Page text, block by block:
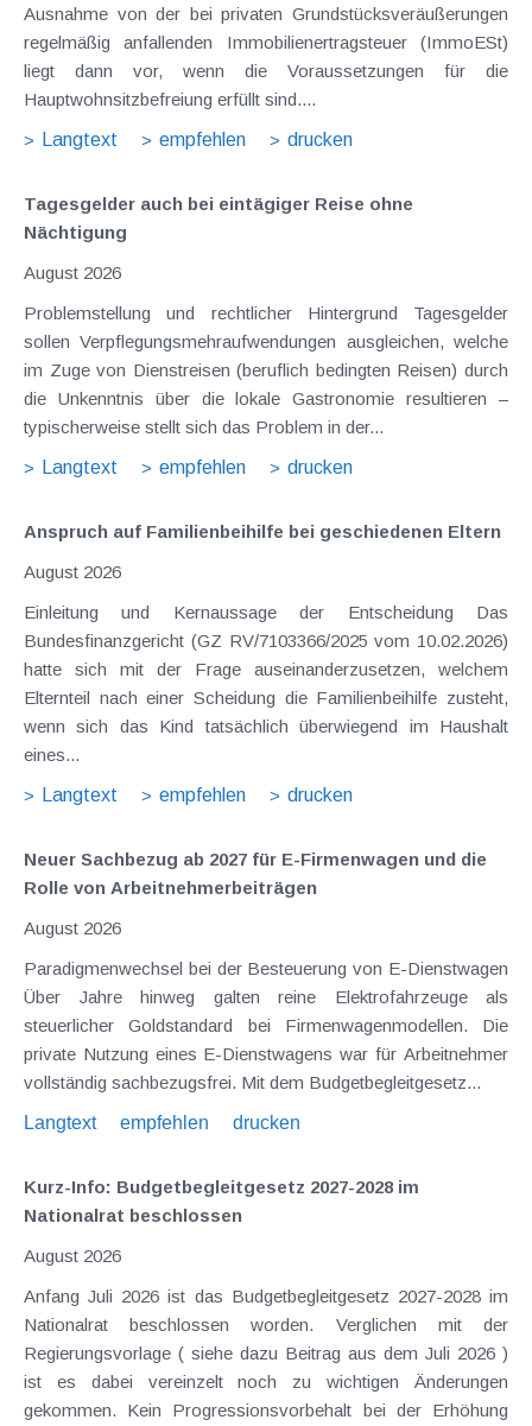
Ausnahme von der bei privaten Grundstücksveräußerungen
regelmäßig anfallenden Immobilienertragsteuer (ImmoESt)
liegt dann vor, wenn die Voraussetzungen für die
Hauptwohnsitzbefreiung erfüllt sind....
Langtext
empfehlen drucken
Tagesgelder auch bei eintägiger Reise ohne
Nächtigung
August 2026
Problemstellung und rechtlicher Hintergrund Tagesgelder
sollen Verpflegungsmehraufwendungen ausgleichen, welche
im Zuge von Dienstreisen (beruflich bedingten Reisen) durch
die Unkenntnis über die lokale Gastronomie resultieren –
typischerweise stellt sich das Problem in der...
Langtext
empfehlen drucken
Anspruch auf Familienbeihilfe bei geschiedenen Eltern
August 2026
Einleitung und Kernaussage der Entscheidung Das
Bundesfinanzgericht (GZ RV/7103366/2025 vom 10.02.2026)
hatte sich mit der Frage auseinanderzusetzen, welchem
Elternteil nach einer Scheidung die Familienbeihilfe zusteht,
wenn sich das Kind tatsächlich überwiegend im Haushalt
eines...
Langtext
empfehlen drucken
Neuer Sachbezug ab 2027 für E-Firmenwagen und die
Rolle von Arbeitnehmer​­beiträgen
August 2026
Paradigmenwechsel bei der Besteuerung von E-Dienstwagen
Über Jahre hinweg galten reine Elektrofahrzeuge als
steuerlicher Goldstandard bei Firmenwagenmodellen. Die
private Nutzung eines E-Dienstwagens war für Arbeitnehmer
vollständig sachbezugsfrei. Mit dem Budgetbegleitgesetz...
Langtext
empfehlen drucken
Kurz-Info: Budgetbegleitgesetz 2027-2028 im
Nationalrat beschlossen
August 2026
Anfang Juli 2026 ist das Budgetbegleitgesetz 2027-2028 im
Nationalrat beschlossen worden. Verglichen mit der
Regierungsvorlage ( siehe dazu Beitrag aus dem Juli 2026 )
ist es dabei vereinzelt noch zu wichtigen Änderungen
gekommen. Kein Progressionsvorbehalt bei der Erhöhung